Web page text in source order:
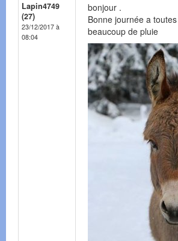
Lapin4749
(27)
23/12/2017 à
08:04
bonjour .
Bonne journée a
beaucoup de pluie